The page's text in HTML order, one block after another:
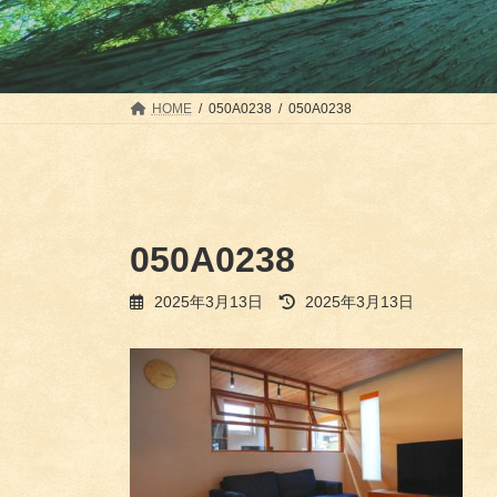
HOME 050A0238 050A0238
050A0238
2025年3月13日
最
日
時
:
2025年3月13日